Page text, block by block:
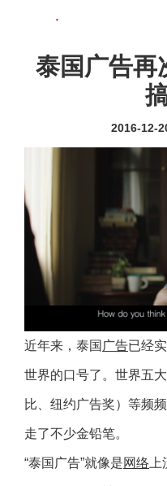
泰国广告再
2016-12-
近年来，泰国 广告已经
世界的口号了。世界五
比、纽约广告奖）等频
走了不少金铅笔。
“泰国广告”就像是网络